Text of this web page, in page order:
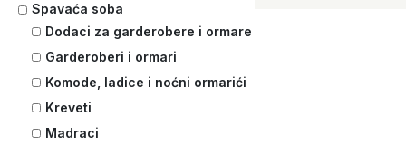
Spavaća soba
Dodaci za garderobere i ormare
Garderoberi i ormari
Komode, ladice i noćni ormarići
Kreveti
Madraci